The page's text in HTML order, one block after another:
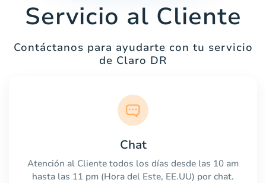
Servicio al Cliente
Contáctanos para ayudarte con tu servicio
de Claro DR
Chat
Atención al Cliente todos los días desde las 10 am
hasta las 11 pm (Hora del Este, EE.UU) por chat.